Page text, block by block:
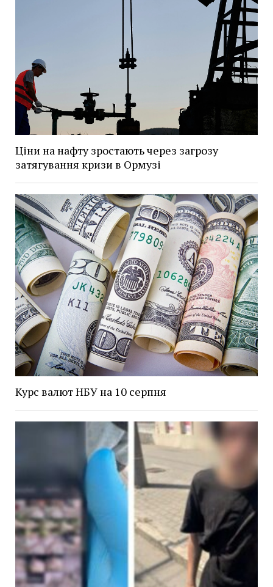
Ціни на нафту зростають через загрозу
затягування кризи в Ормузі
Курс валют НБУ на 10 серпня